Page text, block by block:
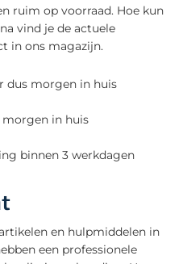
ruim op voorraad. Hoe kun
vind je de actuele
in ons magazijn.
dus morgen in huis
morgen in huis
binnen 3 werkdagen
en hulpmiddelen in
een professionele